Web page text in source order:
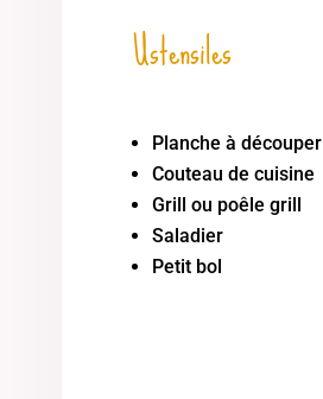
Ustensiles
Planche à découper
Couteau de cuisine
Grill ou poêle grill
Saladier
Petit bol